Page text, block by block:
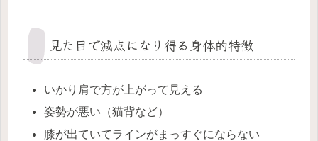
見た目で減点になり得る身体的特徴
いかり肩で方が上がって見える
姿勢が悪い（猫背など）
膝が出ていてラインがまっすぐにならない